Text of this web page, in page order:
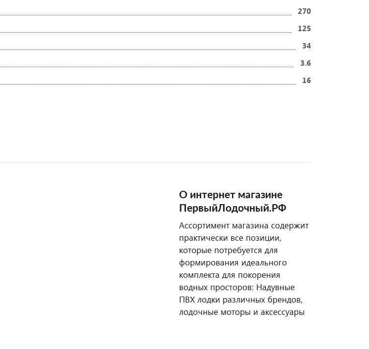
270
125
34
3.6
16
О интернет магазине
ПервыйЛодочный.РФ
Ассортимент магазина содержит
практически все позиции,
которые потребуется для
формирования идеального
комплекта для покорения
водных просторов: Надувные
ПВХ лодки различных брендов,
лодочные моторы и аксессуары